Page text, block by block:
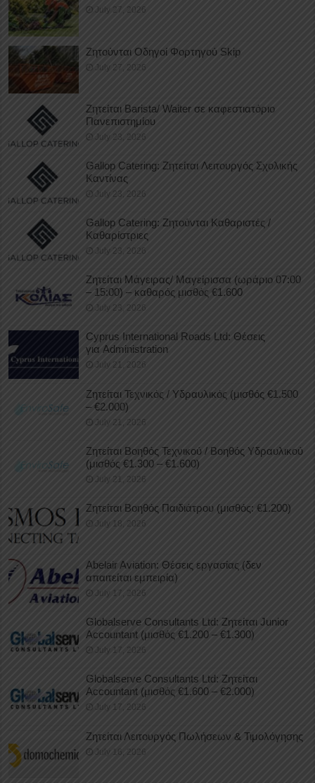
July 27, 2026
Ζητούνται Οδηγοί Φορτηγού Skip
July 27, 2026
Ζητείται Barista/ Waiter σε καφεστιατόριο
Πανεπιστημίου
July 23, 2026
Gallop Catering: Ζητείται Λειτουργός Σχολικής
Καντίνας
July 23, 2026
Gallop Catering: Ζητούνται Καθαριστές /
Καθαρίστριες
July 23, 2026
Ζητείται Μάγειρας/ Μαγείρισσα (ωράριο 07:00
– 15:00) – καθαρός μισθός €1.600
July 23, 2026
Cyprus International Roads Ltd: Θέσεις
για Administration
July 21, 2026
Ζητείται Τεχνικός / Υδραυλικός (μισθός €1.500
– €2.000)
July 21, 2026
Ζητείται Βοηθός Τεχνικού / Βοηθός Υδραυλικού
(μισθός €1.300 – €1.600)
July 21, 2026
Ζητείται Βοηθός Παιδιάτρου (μισθός: €1.200)
July 18, 2026
Abelair Aviation: Θέσεις εργασίας (δεν
απαιτείται εμπειρία)
July 17, 2026
Globalserve Consultants Ltd: Ζητείται Junior
Accountant (μισθός €1.200 – €1.300)
July 17, 2026
Globalserve Consultants Ltd: Ζητείται
Accountant (μισθός €1.600 – €2.000)
July 17, 2026
Ζητείται Λειτουργός Πωλήσεων & Τιμολόγησης
July 16, 2026